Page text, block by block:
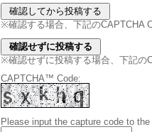
※確認する場合、下記のCAPTCHA
※確認せずに投稿する場合、下記の
CAPTCHA™ Code:
Please input the capture code to